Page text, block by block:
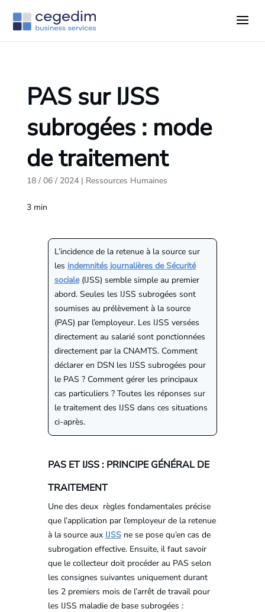
PAS sur IJSS
subrogées : mode
de traitement
18 / 06 / 2024| Ressources Humaines
3 min
L’incidence de la retenue à la source sur
les indemnités journalières de Sécurité
sociale(IJSS) semble simple au premier
abord. Seules les IJSS subrogées sont
soumises au prélèvement à la source
(PAS) par l’employeur. Les IJSS versées
directement au salarié sont ponctionnées
directement par la CNAMTS. Comment
déclarer en DSN les IJSS subrogées pour
le PAS ? Comment gérer les principaux
cas particuliers ? Toutes les réponses sur
le traitement des IJSS dans ces situations
ci-après.
PAS ET IJSS : PRINCIPE GÉNÉRAL DE
TRAITEMENT
Une des deux règles fondamentales précise
que l’application par l’employeur de la retenue
à la source aux IJSSne se pose qu’en cas de
subrogation effective. Ensuite, il faut savoir
que le collecteur doit procéder au PAS selon
les consignes suivantes uniquement durant
les 2 premiers mois de l’arrêt de travail pour
les IJSS maladie de base subrogées :